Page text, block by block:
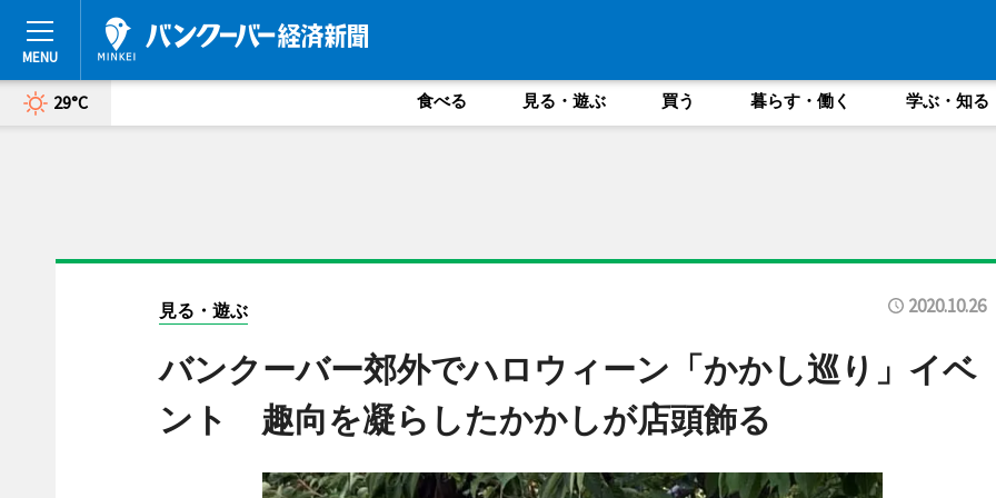
29°C 食べる 見る・遊ぶ 買う 暮らす・働く 学ぶ・知る
見る・遊ぶ 2020.10.26
バンクーバー郊外でハロウィーン「かかし巡り」イベ
ント 趣向を凝らしたかかしが店頭飾る